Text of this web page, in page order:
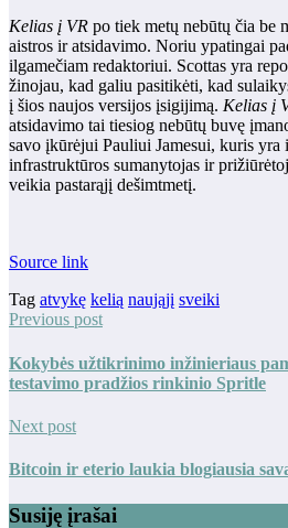
Kelias į VR po tiek metų nebūtų čia be
aistros ir atsidavimo. Noriu ypatingai
ilgamečiam redaktoriui. Scottas yra
žinojau, kad galiu pasitikėti, kad
į šios naujos versijos įsigijimą. Kelias į
atsidavimo tai tiesiog nebūtų buvę
savo įkūrėjui Pauliui Jamesui, kuris yra
infrastruktūros sumanytojas ir
veikia pastarąjį dešimtmetį.
Source link
Tag atvykę kelią naująjį sveiki
Previous post
Kokybės užtikrinimo inžinieriaus
testavimo pradžios rinkinio Spritle
Next post
Bitcoin ir eterio laukia blogiausia
Susiję įrašai